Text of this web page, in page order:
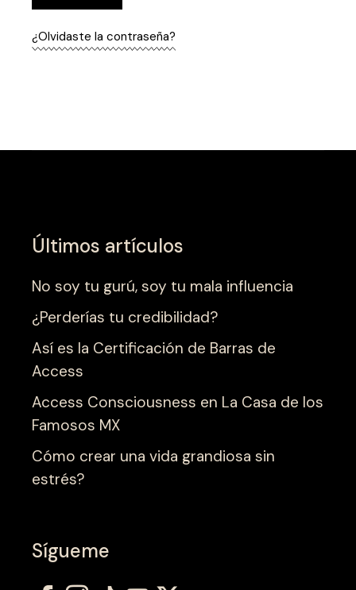
¿Olvidaste la contraseña?
Últimos artículos
No soy tu gurú, soy tu mala influencia
¿Perderías tu credibilidad?
Así es la Certificación de Barras de
Access
Access Consciousness en La Casa de los
Famosos MX
Cómo crear una vida grandiosa sin
estrés?
Sígueme